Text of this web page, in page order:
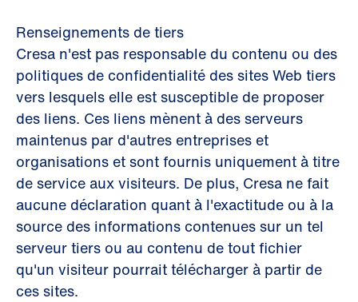
Renseignements de tiers
Cresa n'est pas responsable du contenu ou des
politiques de confidentialité des sites Web tiers
vers lesquels elle est susceptible de proposer
des liens. Ces liens mènent à des serveurs
maintenus par d'autres entreprises et
organisations et sont fournis uniquement à titre
de service aux visiteurs. De plus, Cresa ne fait
aucune déclaration quant à l'exactitude ou à la
source des informations contenues sur un tel
serveur tiers ou au contenu de tout fichier
qu'un visiteur pourrait télécharger à partir de
ces sites.